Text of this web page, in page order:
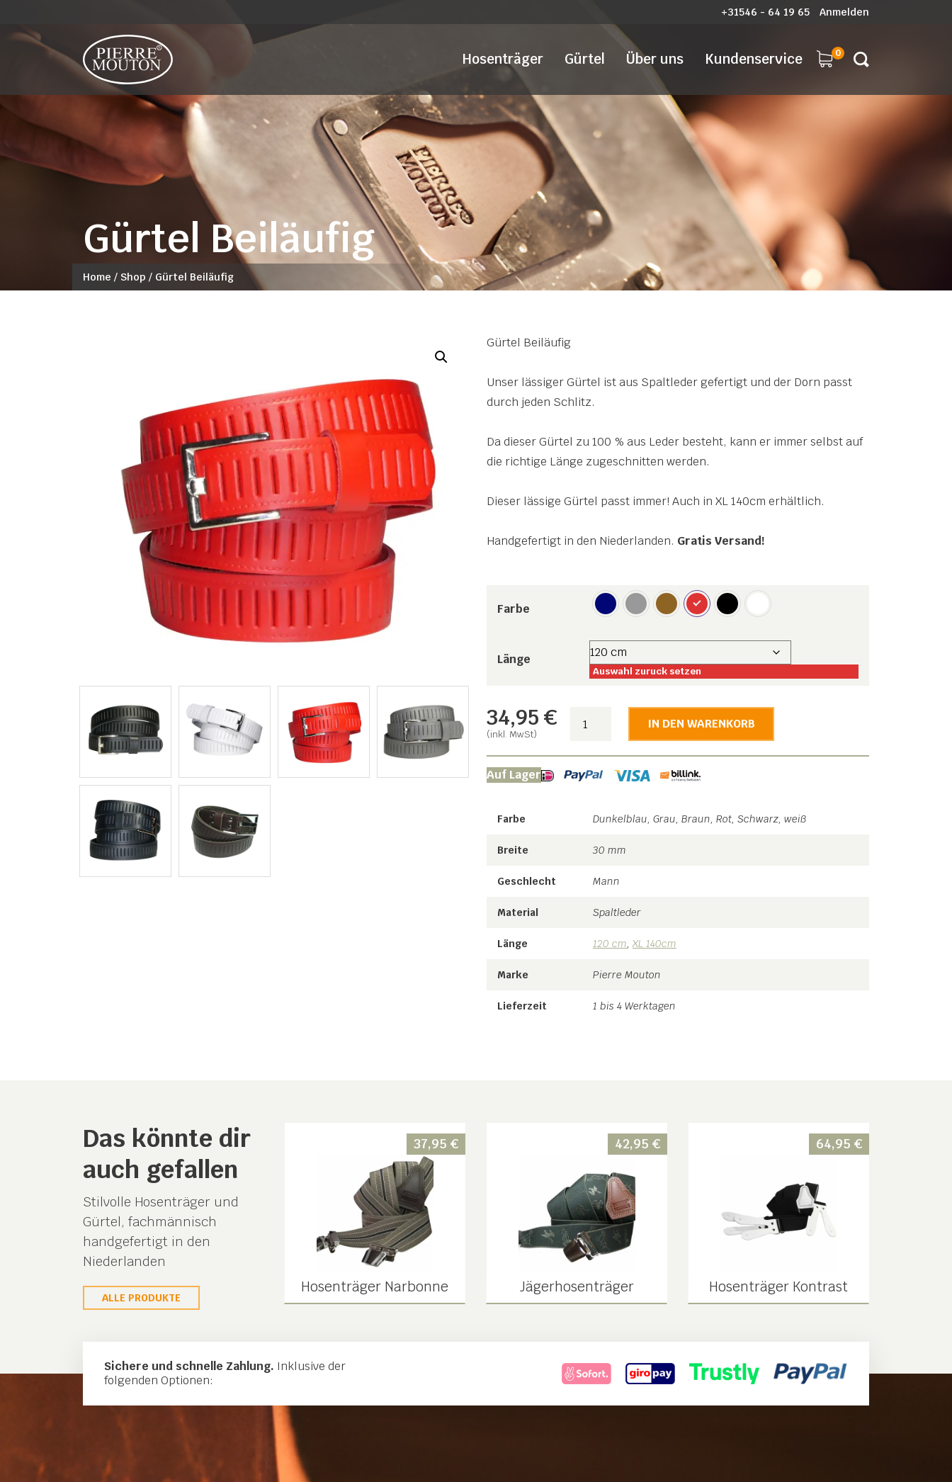
+31546 - 64 19 65 Anmelden
Hosenträger Gürtel Über uns Kundenservice 0
Gürtel Beiläufig
Home / Shop / Gürtel Beiläufig
Gürtel Beiläufig
Unser lässiger Gürtel ist aus Spaltleder gefertigt und der Dorn passt
durch jeden Schlitz.
Da dieser Gürtel zu 100 % aus Leder besteht, kann er immer selbst auf
die richtige Länge zugeschnitten werden.
Dieser lässige Gürtel passt immer! Auch in XL 140cm erhältlich.
Handgefertigt in den Niederlanden. Gratis Versand!
Farbe
Länge
Auswahl zuruck setzen
34,95€
(inkl. MwSt)
Beiläufig
IN DEN WARENKORB
Auf Lager
Farbe Dunkelblau, Grau, Braun, Rot, Schwarz, weiß
Breite 30 mm
Geschlecht Mann
Material Spaltleder
Länge 120 cm,XL 140cm
Marke Pierre Mouton
Lieferzeit 1 bis 4 Werktagen
Das könnte dir
auch gefallen
Stilvolle Hosenträger und
Gürtel, fachmännisch
handgefertigt in den
Niederlanden
ALLE PRODUKTE
37,95 €
Hosenträger Narbonne
42,95 €
Jägerhosenträger
64,95 €
Hosenträger Kontrast
Sichere und schnelle Zahlung. Inklusive der
folgenden Optionen: